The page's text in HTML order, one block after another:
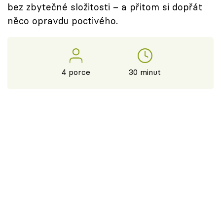
bez zbytečné složitosti – a přitom si dopřát
něco opravdu poctivého.
4 porce 30 minut